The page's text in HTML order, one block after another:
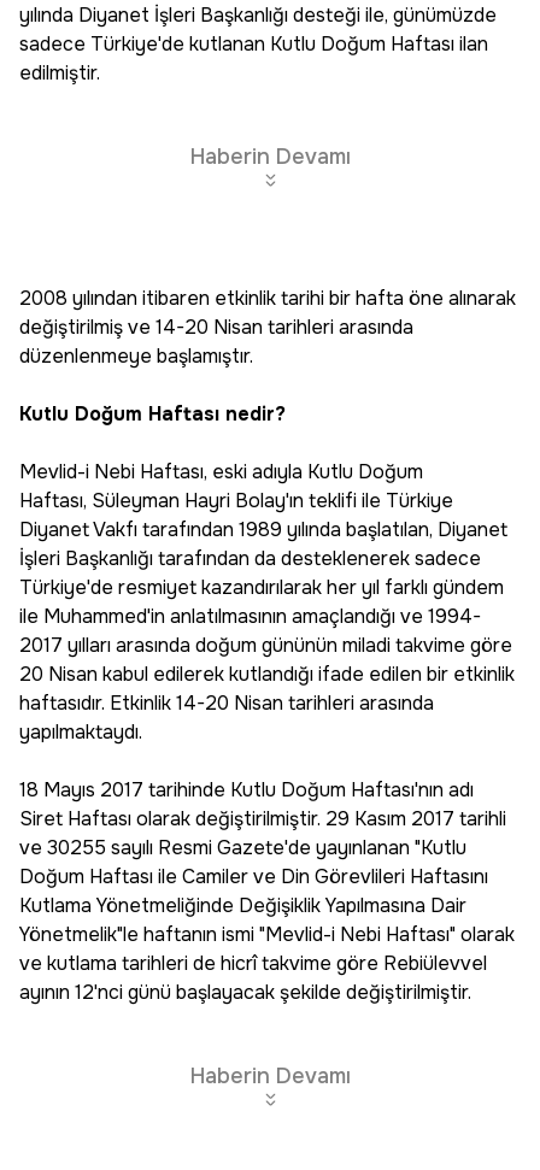
yılında Diyanet İşleri Başkanlığı desteği ile, günümüzde
sadece Türkiye'de kutlanan Kutlu Doğum Haftası ilan
edilmiştir.
Haberin Devamı
2008 yılından itibaren etkinlik tarihi bir hafta öne alınarak
değiştirilmiş ve 14-20 Nisan tarihleri arasında
düzenlenmeye başlamıştır.
Kutlu Doğum Haftası nedir?
Mevlid-i Nebi Haftası, eski adıyla Kutlu Doğum
Haftası, Süleyman Hayri Bolay'ın teklifi ile Türkiye
Diyanet Vakfı tarafından 1989 yılında başlatılan, Diyanet
İşleri Başkanlığı tarafından da desteklenerek sadece
Türkiye'de resmiyet kazandırılarak her yıl farklı gündem
ile Muhammed'in anlatılmasının amaçlandığı ve 1994-
2017 yılları arasında doğum gününün miladi takvime göre
20 Nisan kabul edilerek kutlandığı ifade edilen bir etkinlik
haftasıdır. Etkinlik 14-20 Nisan tarihleri arasında
yapılmaktaydı.
18 Mayıs 2017 tarihinde Kutlu Doğum Haftası'nın adı
Siret Haftası olarak değiştirilmiştir. 29 Kasım 2017 tarihli
ve 30255 sayılı Resmi Gazete'de yayınlanan "Kutlu
Doğum Haftası ile Camiler ve Din Görevlileri Haftasını
Kutlama Yönetmeliğinde Değişiklik Yapılmasına Dair
Yönetmelik"le haftanın ismi "Mevlid-i Nebi Haftası" olarak
ve kutlama tarihleri de hicrî takvime göre Rebiülevvel
ayının 12'nci günü başlayacak şekilde değiştirilmiştir.
Haberin Devamı